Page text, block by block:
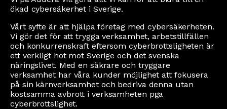
ökad cybersäkerhet i Sverige.
Vårt syfte är att hjälpa företag med cybersäkerheten.
Vi gör det för att trygga verksamhet, arbetstillfällen
och konkurrenskraft eftersom cyberbrottsligheten är
ett verkligt hot mot Sverige och det svenska
näringslivet. Med en säkrare och tryggare
verksamhet har våra kunder möjlighet att fokusera
på sin kärnverksamhet och bedriva denna utan
kostsamma avbrott i verksamheten pga
cyberbrottslighet.